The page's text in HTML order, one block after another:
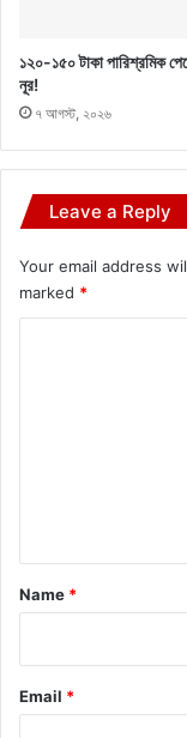
১২০-১৫০ টাকা পারিশ্রমিক
নূর!
৭ আগস্ট, ২০২৬
Leave a Reply
Your email address
marked *
*
Name *
Email *